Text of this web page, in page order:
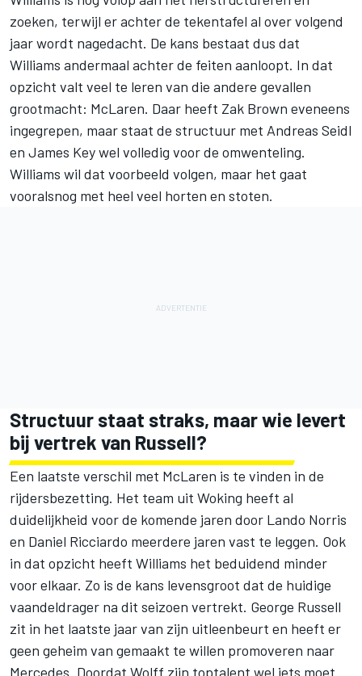
zoeken, terwijl er achter de tekentafel al over volgend
jaar wordt nagedacht. De kans bestaat dus dat
Williams andermaal achter de feiten aanloopt. In dat
opzicht valt veel te leren van die andere gevallen
grootmacht: McLaren. Daar heeft Zak Brown eveneens
ingegrepen, maar staat de structuur met Andreas Seidl
en James Key wel volledig voor de omwenteling.
Williams wil dat voorbeeld volgen, maar het gaat
vooralsnog met heel veel horten en stoten.
Structuur staat straks, maar wie levert
bij vertrek van Russell?
Een laatste verschil met McLaren is te vinden in de
rijdersbezetting. Het team uit Woking heeft al
duidelijkheid voor de komende jaren door Lando Norris
en Daniel Ricciardo meerdere jaren vast te leggen. Ook
in dat opzicht heeft Williams het beduidend minder
voor elkaar. Zo is de kans levensgroot dat de huidige
vaandeldrager na dit seizoen vertrekt. George Russell
zit in het laatste jaar van zijn uitleenbeurt en heeft er
geen geheim van gemaakt te willen promoveren naar
Mercedes. Doordat Wolff zijn toptalent wel iets moet